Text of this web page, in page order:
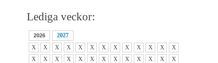
Lediga veckor:
2026
2027
X
X X X X X X X X X X X
X
X
X X X X X X X X X X X
X